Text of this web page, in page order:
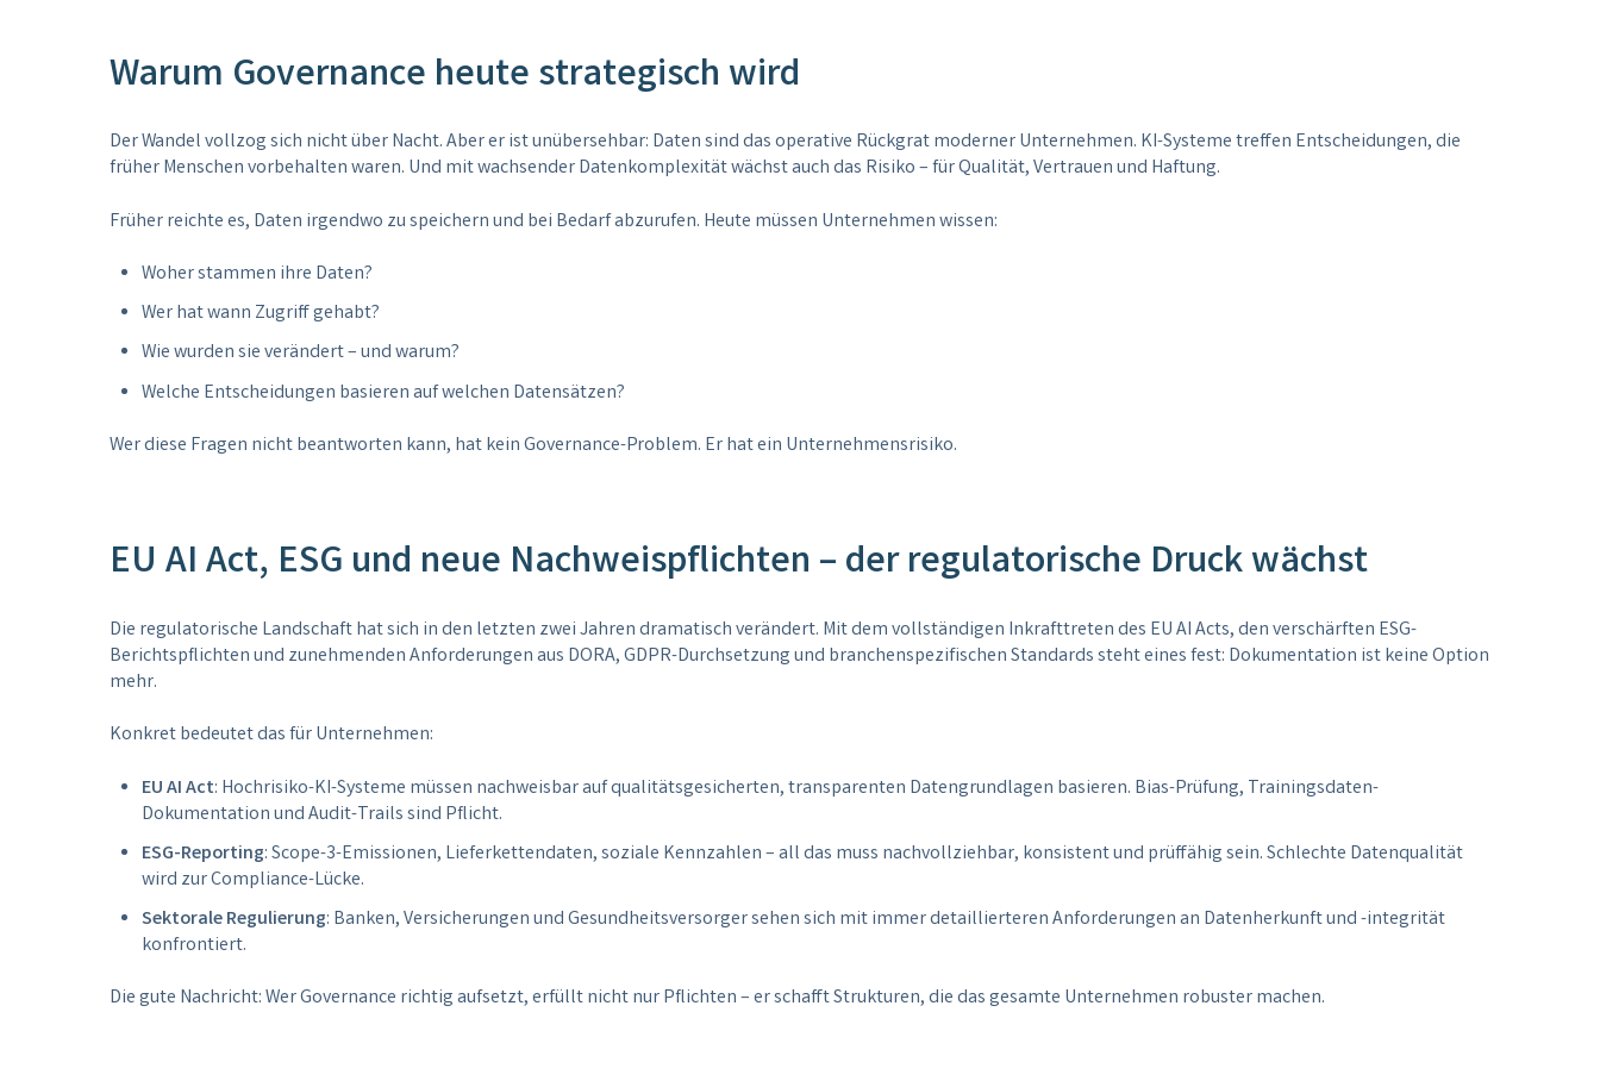
Warum Governance heute strategisch wird
Der Wandel vollzog sich nicht über Nacht. Aber er ist unübersehbar: Daten sind das operative Rückgrat moderner Unternehmen. KI-Systeme treffen Entscheidungen, die
früher Menschen vorbehalten waren. Und mit wachsender Datenkomplexität wächst auch das Risiko – für Qualität, Vertrauen und Haftung.
Früher reichte es, Daten irgendwo zu speichern und bei Bedarf abzurufen. Heute müssen Unternehmen wissen:
Woher stammen ihre Daten?
Wer hat wann Zugriff gehabt?
Wie wurden sie verändert – und warum?
Welche Entscheidungen basieren auf welchen Datensätzen?
Wer diese Fragen nicht beantworten kann, hat kein Governance-Problem. Er hat ein Unternehmensrisiko.
EU AI Act, ESG und neue Nachweispflichten – der regulatorische Druck wächst
Die regulatorische Landschaft hat sich in den letzten zwei Jahren dramatisch verändert. Mit dem vollständigen Inkrafttreten des EU AI Acts, den verschärften ESG-
Berichtspflichten und zunehmenden Anforderungen aus DORA, GDPR-Durchsetzung und branchenspezifischen Standards steht eines fest: Dokumentation ist keine Option
mehr.
Konkret bedeutet das für Unternehmen:
EU AI Act: Hochrisiko-KI-Systeme müssen nachweisbar auf qualitätsgesicherten, transparenten Datengrundlagen basieren. Bias-Prüfung, Trainingsdaten-
Dokumentation und Audit-Trails sind Pflicht.
ESG-Reporting: Scope-3-Emissionen, Lieferkettendaten, soziale Kennzahlen – all das muss nachvollziehbar, konsistent und prüffähig sein. Schlechte Datenqualität
wird zur Compliance-Lücke.
Sektorale Regulierung: Banken, Versicherungen und Gesundheitsversorger sehen sich mit immer detaillierteren Anforderungen an Datenherkunft und -integrität
konfrontiert.
Die gute Nachricht: Wer Governance richtig aufsetzt, erfüllt nicht nur Pflichten – er schafft Strukturen, die das gesamte Unternehmen robuster machen.